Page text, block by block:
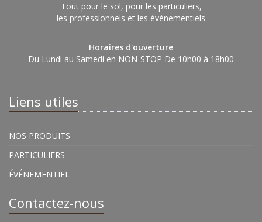
Tout pour le sol, pour les particuliers,
les professionnels et les événementiels
Horaires d'ouverture
Du Lundi au Samedi en NON-STOP De 10h00 à 18h00
Liens utiles
NOS PRODUITS
PARTICULIERS
ÉVÉNEMENTIEL
Contactez-nous